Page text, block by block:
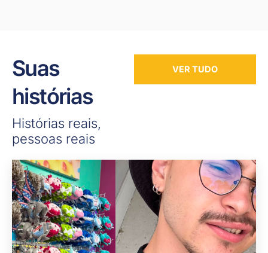
Suas
histórias
Histórias reais,
pessoas reais
VER TUDO